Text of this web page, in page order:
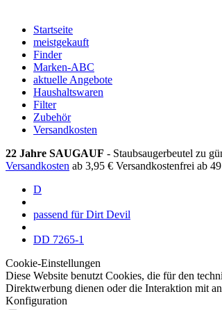
Startseite
meistgekauft
Finder
Marken-ABC
aktuelle Angebote
Haushaltswaren
Filter
Zubehör
Versandkosten
22 Jahre SAUGAUF - Staubsaugerbeutel zu
Versandkosten ab 3,95 € Versandkostenfrei ab
D
passend für Dirt Devil
DD 7265-1
Cookie-Einstellungen
Diese Website benutzt Cookies, die für den
Direktwerbung dienen oder die Interaktion mit
Konfiguration